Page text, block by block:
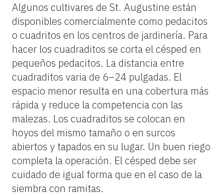
Algunos cultivares de St. Augustine están
disponibles comercialmente como pedacitos
o cuadritos en los centros de jardinería. Para
hacer los cuadraditos se corta el césped en
pequeños pedacitos. La distancia entre
cuadraditos varia de 6–24 pulgadas. El
espacio menor resulta en una cobertura más
rápida y reduce la competencia con las
malezas. Los cuadraditos se colocan en
hoyos del mismo tamaño o en surcos
abiertos y tapados en su lugar. Un buen riego
completa la operación. El césped debe ser
cuidado de igual forma que en el caso de la
siembra con ramitas.